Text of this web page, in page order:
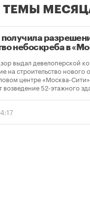
ТЕМЫ
небоскреба в
выдал девелоперской
на строительство нового
центре «Москва-
возведение 52-этажного